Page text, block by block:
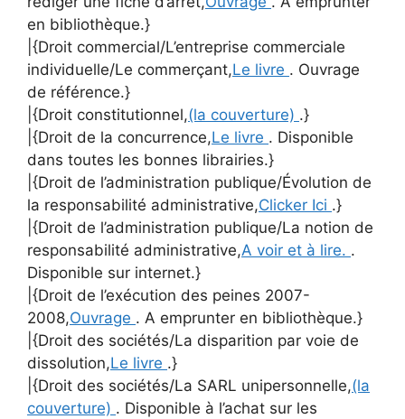
en bibliothèque.}
|{Droit commercial/L’entreprise commerciale
individuelle/Le commerçant,Le livre . Ouvrage
de référence.}
|{Droit constitutionnel,(la couverture) .}
|{Droit de la concurrence,Le livre . Disponible
dans toutes les bonnes librairies.}
|{Droit de l’administration publique/Évolution de
la responsabilité administrative,Clicker Ici .}
|{Droit de l’administration publique/La notion de
responsabilité administrative,A voir et à lire. .
Disponible sur internet.}
|{Droit de l’exécution des peines 2007-
2008,Ouvrage . A emprunter en bibliothèque.}
|{Droit des sociétés/La disparition par voie de
dissolution,Le livre .}
|{Droit des sociétés/La SARL unipersonnelle,(la
couverture) . Disponible à l’achat sur les